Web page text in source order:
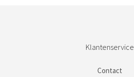
Klantenservice
Contact